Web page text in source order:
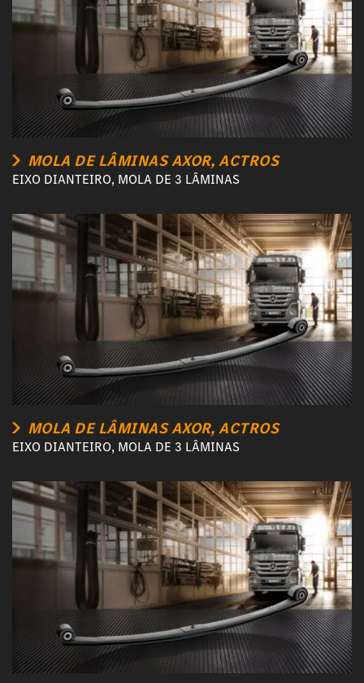
MOLA DE LÂMINAS AXOR, ACTROS
EIXO DIANTEIRO, MOLA DE 3 LÂMINAS
MOLA DE LÂMINAS AXOR, ACTROS
EIXO DIANTEIRO, MOLA DE 3 LÂMINAS